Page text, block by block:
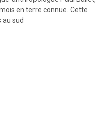
en terre connue. Cette
au sud